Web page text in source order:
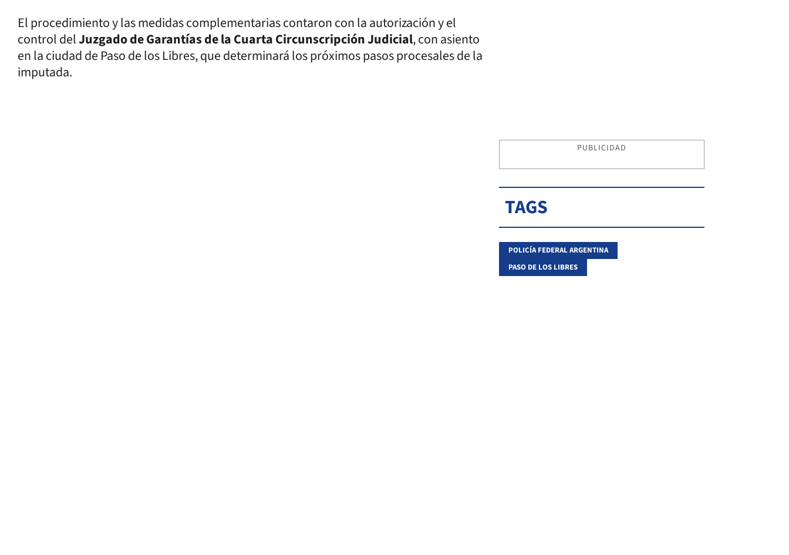
El procedimiento y las medidas complementarias contaron con la autorización y el
control delJuzgado de Garantías de la Cuarta Circunscripción Judicial, con asiento
en la ciudad de Paso de los Libres, que determinará los próximos pasos procesales de la
imputada.
PUBLICIDAD
TAGS
POLICÍA FEDERAL ARGENTINA
PASO DE LOS LIBRES